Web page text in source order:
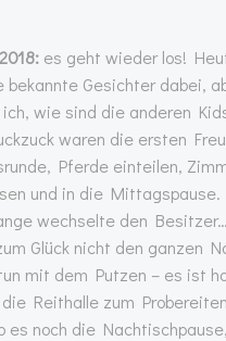
es geht wieder los!
Gesichter dabei,
wie sind die anderen
waren die ersten
Pferde einteilen,
und in die
wechselte den
Glück nicht den ganzen
mit dem Putzen – es ist
die Reithalle zum
es noch die